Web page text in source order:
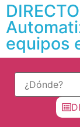
equipos